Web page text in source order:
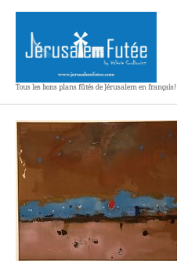
Aller
contenu
Tous les bons plans fûtés de Jérusalem en français!